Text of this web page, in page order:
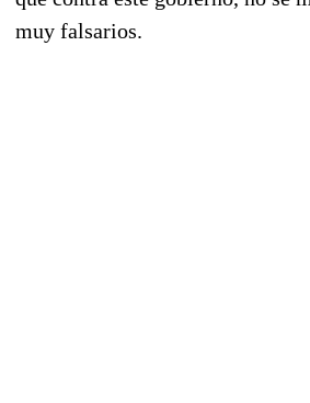
muy falsarios.